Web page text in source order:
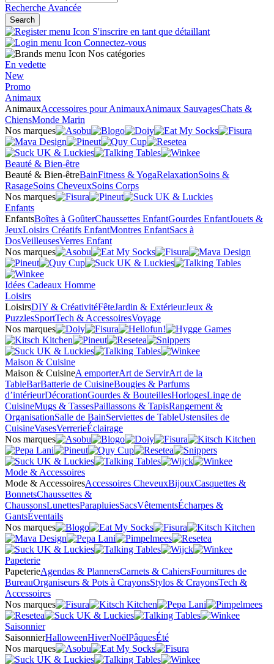
Recherche Avancée
Search
S'inscrire en tant que détaillant
Connectez-vous
Nos catégories
En vedette
New
Promo
Animaux
AnimauxAccessoires pour AnimauxAnimaux SauvagesChats &
ChiensMonde Marin
Nos marques
Beauté & Bien-être
Beauté & Bien-êtreBainFitness & YogaRelaxationSoins &
RasageSoins CheveuxSoins Corps
Nos marques
Enfants
EnfantsBoîtes à GoûterChaussettes EnfantGourdes EnfantJouets &
JeuxLoisirs Créatifs EnfantMontres EnfantSacs à
DosVeilleusesVerres Enfant
Nos marques
Idées Cadeaux Homme
Loisirs
LoisirsDIY & CréativitéFêteJardin & ExtérieurJeux &
PuzzlesSportTech & AccessoiresVoyage
Nos marques
Maison & Cuisine
Maison & CuisineA emporterArt de ServirArt de la
TableBarBatterie de CuisineBougies & Parfums
d’intérieurDécorationGourdes & BouteillesHorlogesLinge de
CuisineMugs & TassesPaillassons & TapisRangement &
OrganisationSalle de BainServiettes de TableUstensiles de
CuisineVasesVerrerieÉclairage
Nos marques
Mode & Accessoires
Mode & AccessoiresAccessoires CheveuxBijouxCasquettes &
BonnetsChaussettes &
ChaussonsLunettesParapluiesSacsVêtementsÉcharpes &
GantsÉventails
Nos marques
Papeterie
PapeterieAgendas & PlannersCarnets & CahiersFournitures de
BureauOrganiseurs & Pots à CrayonsStylos & CrayonsTech &
Accessoires
Nos marques
Saisonnier
SaisonnierHalloweenHiverNoëlPâquesÉté
Nos marques